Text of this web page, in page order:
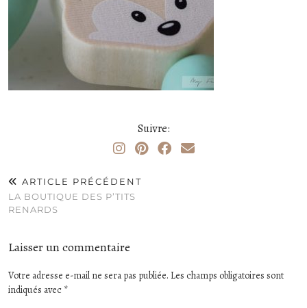
Suivre:
ARTICLE PRÉCÉDENT
LA BOUTIQUE DES P’TITS
RENARDS
Laisser un commentaire
Votre adresse e-mail ne sera pas publiée. Les champs obligatoires sont
indiqués avec *